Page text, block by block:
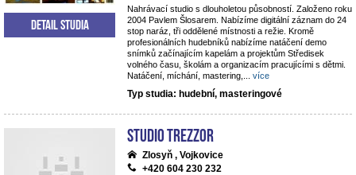
Nahrávací studio s dlouholetou působností. Založeno roku
2004 Pavlem Šlosarem. Nabízíme digitální záznam do 24
stop naráz, tři oddělené místnosti a režie. Kromě
profesionálních hudebníků nabízíme natáčení demo
snímků začínajícím kapelám a projektům Středisek
volného času, školám a organizacím pracujícími s dětmi.
Natáčení, míchání, mastering,
více
Typ studia: hudební, masteringové
Detail studia
STUDIO TREZZOR
Zlosyň , Vojkovice
+420 604 230 232